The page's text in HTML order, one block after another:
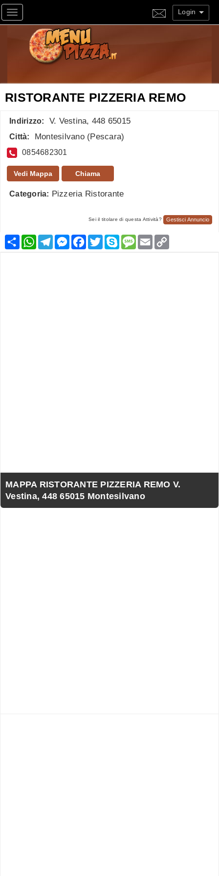
Toggle navigation Login
RISTORANTE PIZZERIA REMO
Indirizzo: V. Vestina, 448 65015
Città: Montesilvano (Pescara)
0854682301
Vedi Mappa Chiama
Categoria: Pizzeria Ristorante
Sei il titolare di questa Attività? Gestisci Annuncio
CondividiWhatsApp
TelegramMessenger
Facebook
TwitterSkypeMessage
Email
MAPPA RISTORANTE PIZZERIA REMO V.
Vestina, 448 65015 Montesilvano